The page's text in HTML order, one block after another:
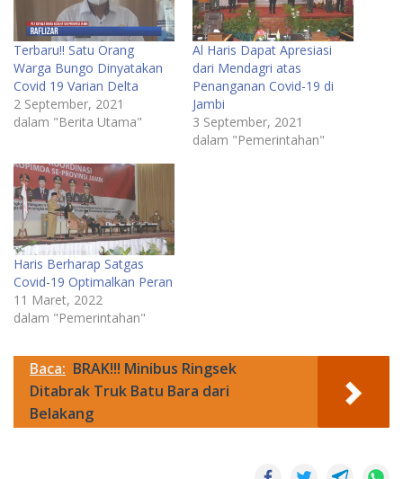
Terbaru!! Satu Orang
Warga Bungo Dinyatakan
Covid 19 Varian Delta
2 September, 2021
dalam "Berita Utama"
Al Haris Dapat Apresiasi
dari Mendagri atas
Penanganan Covid-19 di
Jambi
3 September, 2021
dalam "Pemerintahan"
Haris Berharap Satgas
Covid-19 Optimalkan Peran
11 Maret, 2022
dalam "Pemerintahan"
Baca: BRAK!!! Minibus Ringsek
Ditabrak Truk Batu Bara dari
Belakang